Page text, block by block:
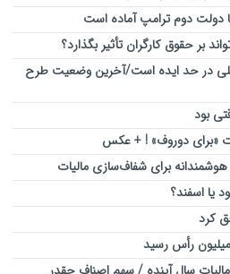
دولت دوم ترامپ آماده است
بر حقوق کارگران تأثیر بگذارد؟
در حد ایده است/آخرین وضعیت طرح
«برای دوروف» ! + عکس
برای شفاف‌سازی مالیات
اسفند؟
کرد